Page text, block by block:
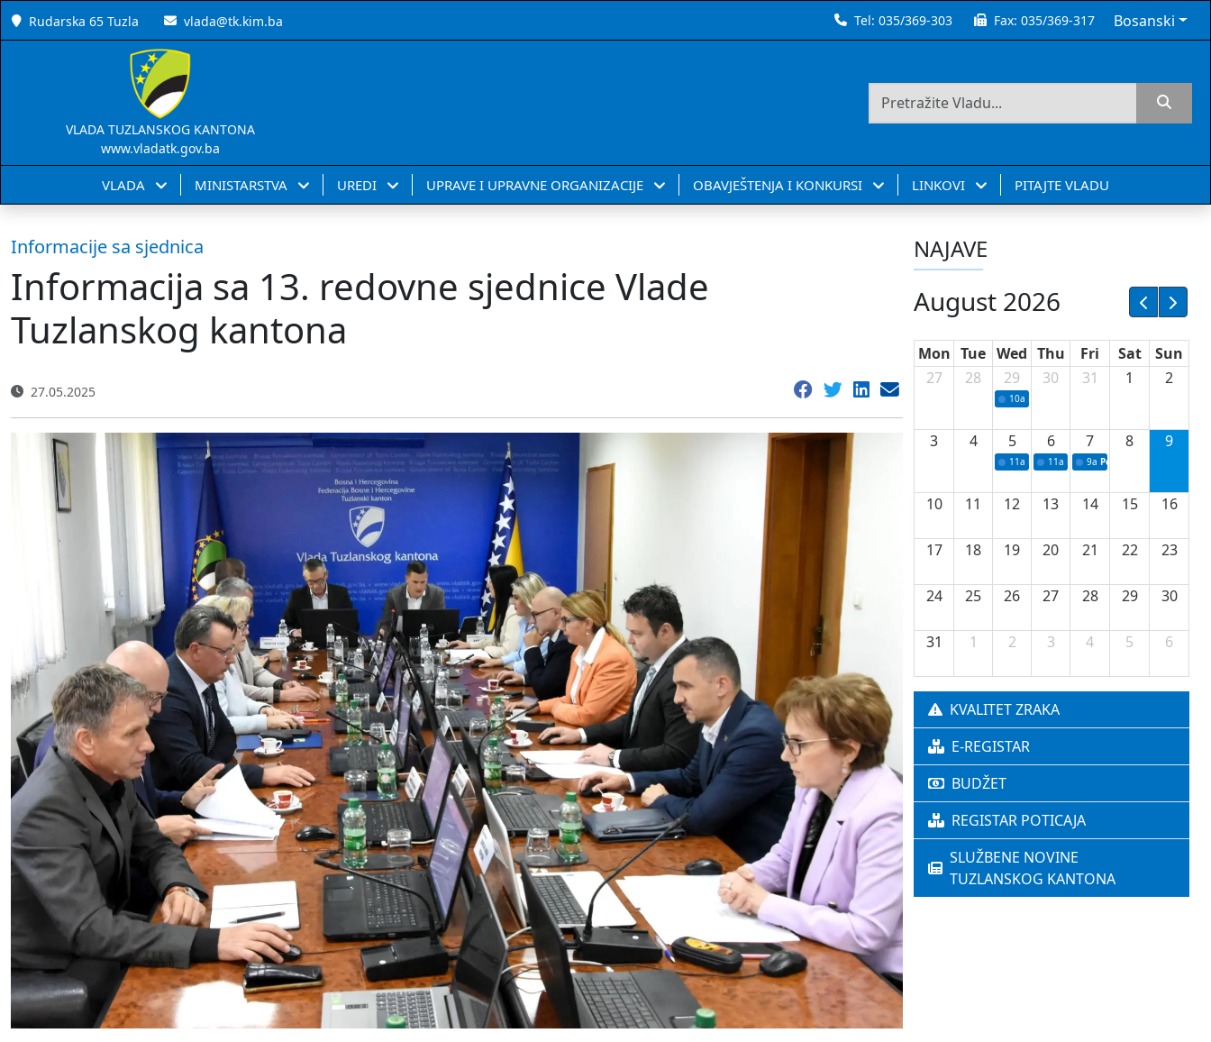
Rudarska 65 Tuzla vlada@tk.kim.ba Tel:035/369-303 Fax:035/369-317 Bosanski
VLADA TUZLANSKOG KANTONA
www.vladatk.gov.ba
VLADA MINISTARSTVA UREDI UPRAVE I UPRAVNE ORGANIZACIJE OBAVJEŠTENJA I KONKURSI LINKOVI PITAJTE VLADU
Informacije sa sjednica
Informacija sa 13. redovne sjednice Vlade
Tuzlanskog kantona
27.05.2025
NAJAVE
August 2026
Mon Tue Wed Thu Fri Sat
Sun
27
28 29
10a Potpisivanje ugovora sa neprofitnim
30 31 1 2
3 4 5
11a Potpisivanje ugovora o stipendijama
6
11a Podrška razvoju vodne
7
9a Početak izgradnje nove
8 9
10 11 12 13 14 15 16
17 18 19 20 21 22 23
24 25 26 27 28 29 30
31 1 2 3 4 5 6
KVALITET ZRAKA
E-REGISTAR
BUDŽET
REGISTAR POTICAJA
SLUŽBENE NOVINE
TUZLANSKOG KANTONA